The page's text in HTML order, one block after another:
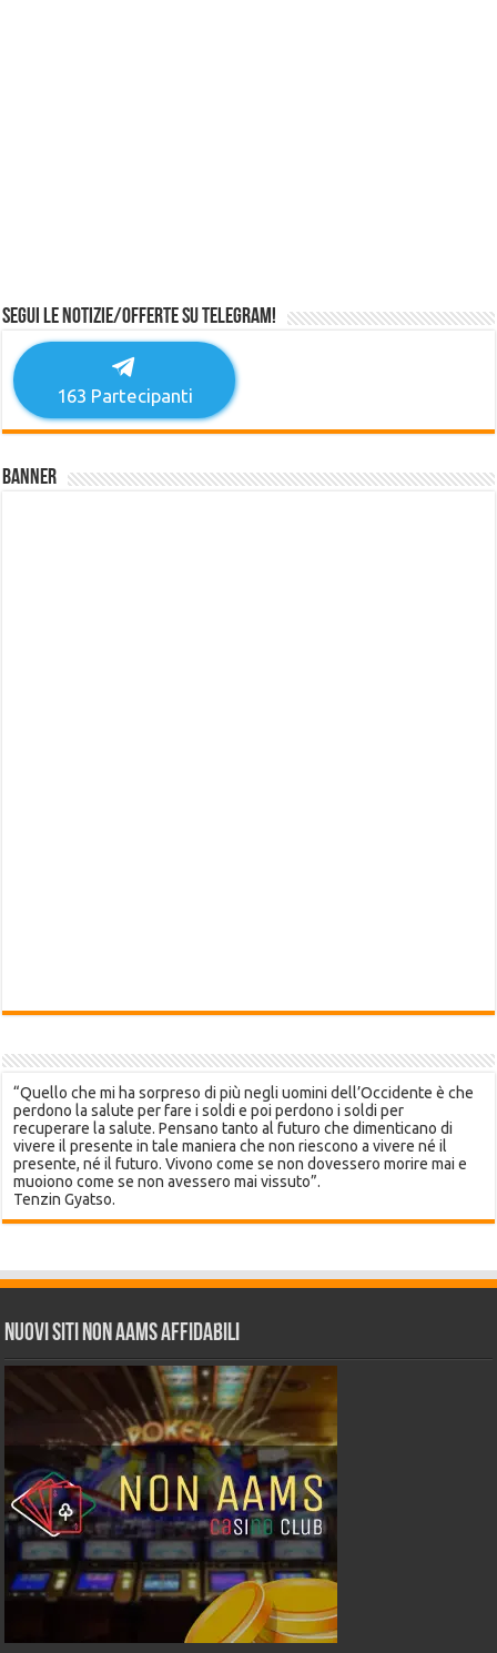
Segui le notizie/offerte su Telegram!
163 Partecipanti
Banner
“Quello che mi ha sorpreso di più negli uomini dell’Occidente è che
perdono la salute per fare i soldi e poi perdono i soldi per
recuperare la salute. Pensano tanto al futuro che dimenticano di
vivere il presente in tale maniera che non riescono a vivere né il
presente, né il futuro. Vivono come se non dovessero morire mai e
muoiono come se non avessero mai vissuto”.
Tenzin Gyatso.
Nuovi siti non AAMS affidabili